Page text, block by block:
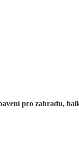
pro zahradu,